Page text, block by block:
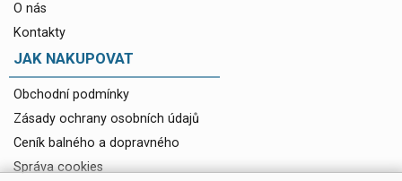
O nás
Kontakty
JAK NAKUPOVAT
Obchodní podmínky
Zásady ochrany osobních údajů
Ceník balného a dopravného
Správa cookies